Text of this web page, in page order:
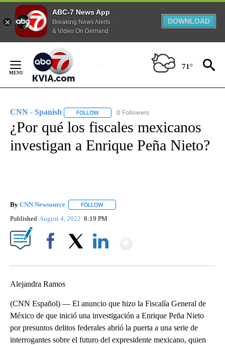
ABC-7 News App
Breaking News Alerts
& Video On Demand
DOWNLOAD
Content
71°
CNN - Spanish FOLLOW FOLLOW "CNN - SPANISH" TO RECEIVE
0 Followers
¿Por qué los fiscales mexicanos
investigan a Enrique Peña Nieto?
By CNN Newsource FOLLOW
Published August 4, 2022 8:19 PM
Alejandra Ramos
(CNN Español) — El anuncio que hizo la Fiscalía General de
México de que inició una investigación a Enrique Peña Nieto
por presuntos delitos federales abrió la puerta a una serie de
interrogantes sobre el futuro del expresidente mexicano, quien